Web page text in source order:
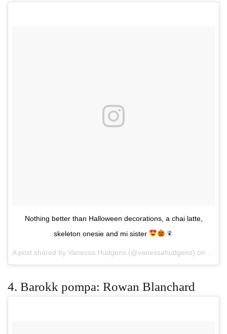
Nothing better than Halloween decorations, a chai latte,
skeleton onesie and mi sister
4. Barokk pompa: Rowan Blanchard